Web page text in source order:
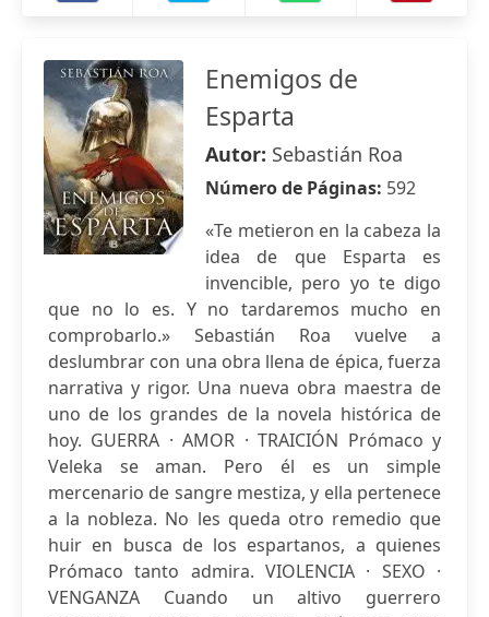
Enemigos de
Esparta
Autor: Sebastián Roa
Número de Páginas: 592
«Te metieron en la cabeza la
idea de que Esparta es
invencible, pero yo te digo
que no lo es. Y no tardaremos mucho en
comprobarlo.» Sebastián Roa vuelve a
deslumbrar con una obra llena de épica, fuerza
narrativa y rigor. Una nueva obra maestra de
uno de los grandes de la novela histórica de
hoy. GUERRA · AMOR · TRAICIÓN Prómaco y
Veleka se aman. Pero él es un simple
mercenario de sangre mestiza, y ella pertenece
a la nobleza. No les queda otro remedio que
huir en busca de los espartanos, a quienes
Prómaco tanto admira. VIOLENCIA · SEXO ·
VENGANZA Cuando un altivo guerrero